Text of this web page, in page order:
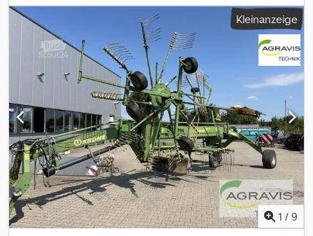
Angebot ist generell ohne HU/AU/SP-Abnahme und Kennzeichen
Irrtum und Zwischenverkauf vorbehalten Besichtigung nur mit
Termin möglich WhatsApp-Anfragen werden nicht beantwortet
Cedszqyacspfx Abgorf Interne-Nummer: 846
Kleinanzeige
1 / 9